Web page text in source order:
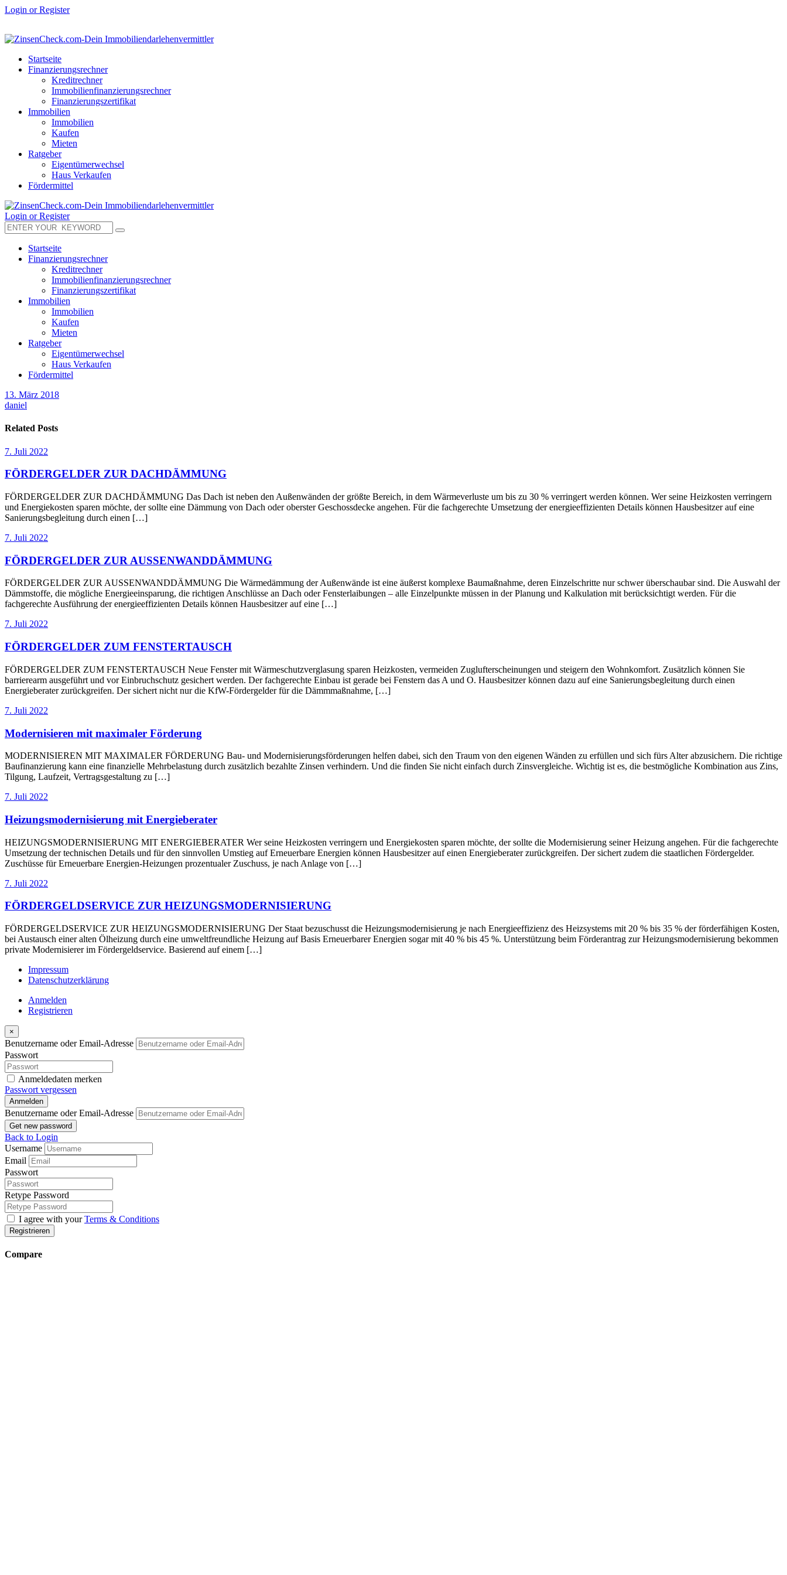
Login or Register
Startseite
Finanzierungsrechner
Kreditrechner
Immobilienfinanzierungsrechner
Finanzierungszertifikat
Immobilien
Immobilien
Kaufen
Mieten
Ratgeber
Eigentümerwechsel
Haus Verkaufen
Fördermittel
Login or Register
Startseite
Finanzierungsrechner
Kreditrechner
Immobilienfinanzierungsrechner
Finanzierungszertifikat
Immobilien
Immobilien
Kaufen
Mieten
Ratgeber
Eigentümerwechsel
Haus Verkaufen
Fördermittel
13. März 2018
daniel
Related Posts
7. Juli 2022
FÖRDERGELDER ZUR DACHDÄMMUNG
FÖRDERGELDER ZUR DACHDÄMMUNG Das Dach ist neben den Außenwänden der größte Bereich, in dem Wärmeverluste um bis zu 30 % verringert werden können. Wer seine Heizkosten verringern
und Energiekosten sparen möchte, der sollte eine Dämmung von Dach oder oberster Geschossdecke angehen. Für die fachgerechte Umsetzung der energieeffizienten Details können Hausbesitzer auf eine
Sanierungsbegleitung durch einen […]
7. Juli 2022
FÖRDERGELDER ZUR AUSSENWANDDÄMMUNG
FÖRDERGELDER ZUR AUSSENWANDDÄMMUNG Die Wärmedämmung der Außenwände ist eine äußerst komplexe Baumaßnahme, deren Einzelschritte nur schwer überschaubar sind. Die Auswahl der
Dämmstoffe, die mögliche Energieeinsparung, die richtigen Anschlüsse an Dach oder Fensterlaibungen – alle Einzelpunkte müssen in der Planung und Kalkulation mit berücksichtigt werden. Für die
fachgerechte Ausführung der energieeffizienten Details können Hausbesitzer auf eine […]
7. Juli 2022
FÖRDERGELDER ZUM FENSTERTAUSCH
FÖRDERGELDER ZUM FENSTERTAUSCH Neue Fenster mit Wärmeschutzverglasung sparen Heizkosten, vermeiden Zuglufterscheinungen und steigern den Wohnkomfort. Zusätzlich können Sie
barrierearm ausgeführt und vor Einbruchschutz gesichert werden. Der fachgerechte Einbau ist gerade bei Fenstern das A und O. Hausbesitzer können dazu auf eine Sanierungsbegleitung durch einen
Energieberater zurückgreifen. Der sichert nicht nur die KfW-Fördergelder für die Dämmmaßnahme, […]
7. Juli 2022
Modernisieren mit maximaler Förderung
MODERNISIEREN MIT MAXIMALER FÖRDERUNG Bau- und Modernisierungsförderungen helfen dabei, sich den Traum von den eigenen Wänden zu erfüllen und sich fürs Alter abzusichern. Die richtige
Baufinanzierung kann eine finanzielle Mehrbelastung durch zusätzlich bezahlte Zinsen verhindern. Und die finden Sie nicht einfach durch Zinsvergleiche. Wichtig ist es, die bestmögliche Kombination aus Zins,
Tilgung, Laufzeit, Vertragsgestaltung zu […]
7. Juli 2022
Heizungsmodernisierung mit Energieberater
HEIZUNGSMODERNISIERUNG MIT ENERGIEBERATER Wer seine Heizkosten verringern und Energiekosten sparen möchte, der sollte die Modernisierung seiner Heizung angehen. Für die fachgerechte
Umsetzung der technischen Details und für den sinnvollen Umstieg auf Erneuerbare Energien können Hausbesitzer auf einen Energieberater zurückgreifen. Der sichert zudem die staatlichen Fördergelder.
Zuschüsse für Erneuerbare Energien-Heizungen prozentualer Zuschuss, je nach Anlage von […]
7. Juli 2022
FÖRDERGELDSERVICE ZUR HEIZUNGSMODERNISIERUNG
FÖRDERGELDSERVICE ZUR HEIZUNGSMODERNISIERUNG Der Staat bezuschusst die Heizungsmodernisierung je nach Energieeffizienz des Heizsystems mit 20 % bis 35 % der förderfähigen Kosten,
bei Austausch einer alten Ölheizung durch eine umweltfreundliche Heizung auf Basis Erneuerbarer Energien sogar mit 40 % bis 45 %. Unterstützung beim Förderantrag zur Heizungsmodernisierung bekommen
private Modernisierer im Fördergeldservice. Basierend auf einem […]
Impressum
Datenschutzerklärung
Anmelden
Registrieren
×
Benutzername oder Email-Adresse
Passwort
Anmeldedaten merken
Passwort vergessen
Anmelden
Benutzername oder Email-Adresse
Get new password
Back to Login
Username
Email
Passwort
Retype Password
I agree with yourTerms & Conditions
Registrieren
Compare